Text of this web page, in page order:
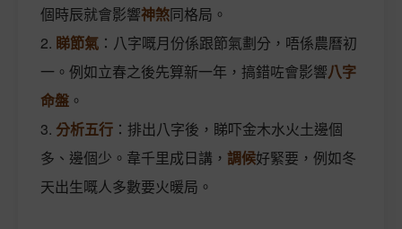
個時辰就會影響神煞同格局。
2. 睇節氣 ：八字嘅月份係跟節氣劃分，唔係農曆初
一。例如立春之後先算新一年，搞錯咗會影響八字
命盤 。
3. 分析五行 ：排出八字後，睇吓金木水火土邊個
多、邊個少。韋千里成日講， 調候好緊要，例如冬
天出生嘅人多數要火暖局。